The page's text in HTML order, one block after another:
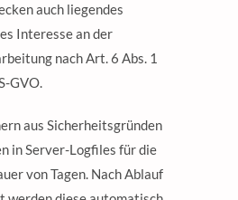
auch liegendes
Interesse an der
nach Art. 6 Abs. 1
GVO.
aus Sicherheitsgründen
in Server-Logfiles für die
von Tagen. Nach Ablauf